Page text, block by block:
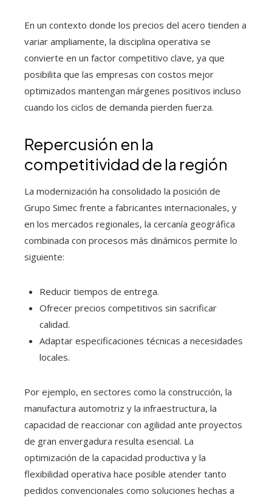
En un contexto donde los precios del acero tienden a
variar ampliamente, la disciplina operativa se
convierte en un factor competitivo clave, ya que
posibilita que las empresas con costos mejor
optimizados mantengan márgenes positivos incluso
cuando los ciclos de demanda pierden fuerza.
Repercusión en la
competitividad de la región
La modernización ha consolidado la posición de
Grupo Simec frente a fabricantes internacionales, y
en los mercados regionales, la cercanía geográfica
combinada con procesos más dinámicos permite lo
siguiente:
Reducir tiempos de entrega.
Ofrecer precios competitivos sin sacrificar
calidad.
Adaptar especificaciones técnicas a necesidades
locales.
Por ejemplo, en sectores como la construcción, la
manufactura automotriz y la infraestructura, la
capacidad de reaccionar con agilidad ante proyectos
de gran envergadura resulta esencial. La
optimización de la capacidad productiva y la
flexibilidad operativa hace posible atender tanto
pedidos convencionales como soluciones hechas a